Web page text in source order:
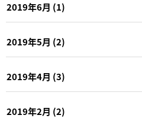
2019年6月 (1)
2019年5月 (2)
2019年4月 (3)
2019年2月 (2)